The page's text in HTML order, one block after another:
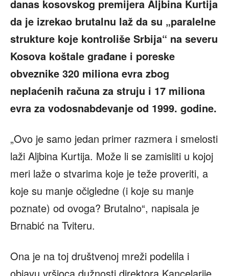
danas kosovskog premijera Aljbina Kurtija
da je izrekao brutalnu laž da su „paralelne
strukture koje kontroliše Srbija“ na severu
Kosova koštale građane i poreske
obveznike 320 miliona evra zbog
neplaćenih računa za struju i 17 miliona
evra za vodosnabdevanje od 1999. godine.
„Ovo je samo jedan primer razmera i smelosti
laži Aljbina Kurtija. Može li se zamisliti u kojoj
meri laže o stvarima koje je teže proveriti, a
koje su manje očigledne (i koje su manje
poznate) od ovoga? Brutalno“, napisala je
Brnabić na Tviteru.
Ona je na toj društvenoj mreži podelila i
objavu vršioca dužnosti direktora Kancelarije